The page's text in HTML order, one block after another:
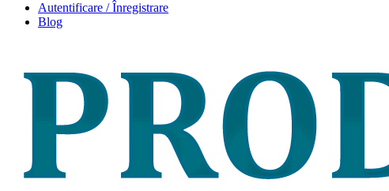
Autentificare / Înregistrare
Blog